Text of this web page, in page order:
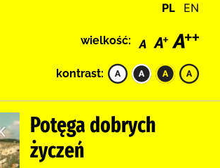
PL EN
wielkość:
kontrast:
Potęga dobrych
życzeń